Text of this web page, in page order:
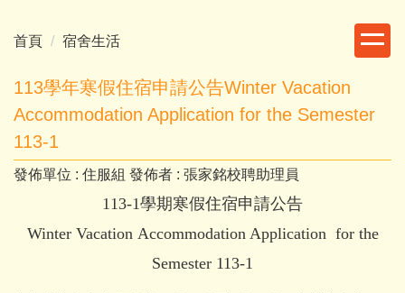
到
要
容
區
首頁 宿舍生活
113學年寒假住宿申請公告Winter Vacation
Accommodation Application for the Semester
113-1
發佈單位 : 住服組 發佈者 : 張家銘校聘助理員
113-1學期寒假住宿申請公告
Winter Vacation Accommodation Application for the
Semester 113-1